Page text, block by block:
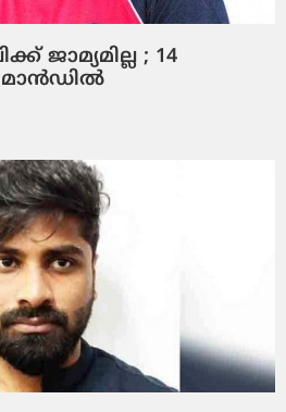
ജാമ്യമില്ല ; 14